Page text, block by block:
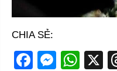
CHIA SẺ:
F
M
W
X